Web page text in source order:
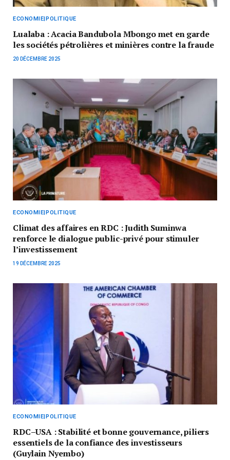
ECONOMIE|POLITIQUE
Lualaba : Acacia Bandubola Mbongo met en garde
les sociétés pétrolières et minières contre la fraude
20 DÉCEMBRE 2025
ECONOMIE|POLITIQUE
Climat des affaires en RDC : Judith Suminwa
renforce le dialogue public-privé pour stimuler
l’investissement
19 DÉCEMBRE 2025
ECONOMIE|POLITIQUE
RDC–USA : Stabilité et bonne gouvernance, piliers
essentiels de la confiance des investisseurs
(Guylain Nyembo)